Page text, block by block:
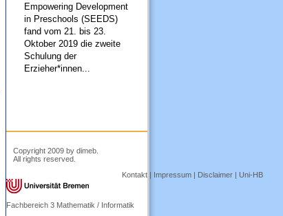
Empowering Development
in Preschools (SEEDS)
fand vom 21. bis 23.
Oktober 2019 die zweite
Schulung der
Erzieher*innen...
Copyright 2009 by dimeb.
All rights reserved.
Kontakt| Impressum| Disclaimer| Uni-HB
Fachbereich 3 Mathematik / Informatik